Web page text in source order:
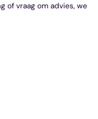
of vraag om advies, we